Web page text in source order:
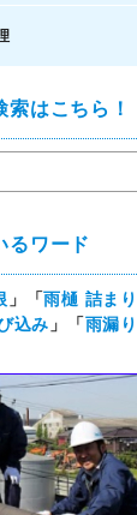
はこちら！
るワード
」「雨樋 詰まり
込み 」「雨漏